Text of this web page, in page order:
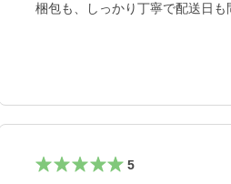
梱包も、しっかり丁寧で配送日も
5